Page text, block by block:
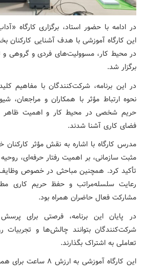
در ادامه با حضور استاد، برگزاری کارگاه
این کارگاه آموزشی با هدف آشنایی کارکنان
در محیط کار، مسوولیت‌های فردی و گروهی و
برگزار شد.
در این برنامه، شرکت‌کنندگان با مفاهیم
نحوه ارتباط مؤثر با همکاران و مراجعان،
حریم شخصی در محیط کار و اهمیت ظاهر
فضای کاری آشنا شدند.
مدرس کارگاه با اشاره به نقش مؤثر
مثبت سازمانی، بر اهمیت رفتار حرفه‌ای،
تأکید کرد. همچنین مباحثی در خصوص
رعایت سلسله‌مراتب و حفظ حریم کاری
مشارکت فعال حاضران همراه بود.
در پایان این برنامه، فرصتی برای
شرکت‌کنندگان بتوانند چالش‌ها و تجربیات
تعاملی به اشتراک بگذارند.
این کارگاه آموزشی به